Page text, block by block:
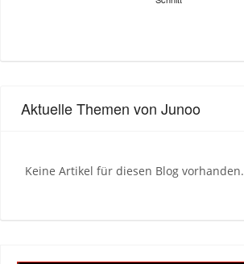
Aktuelle Themen von Junoo
Keine Artikel für diesen Blog vorhanden.